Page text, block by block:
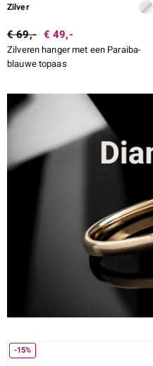
Zilver
€ 69,- € 49,-
Zilveren hanger met een Paraiba-
blauwe topaas
-15%